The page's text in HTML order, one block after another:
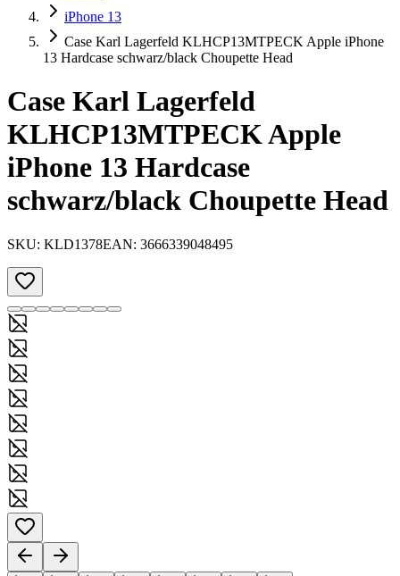
iPhone 13
Case Karl Lagerfeld KLHCP13MTPECK Apple iPhone
13 Hardcase schwarz/black Choupette Head
Case Karl Lagerfeld
KLHCP13MTPECK Apple
iPhone 13 Hardcase
schwarz/black Choupette Head
SKU: KLD1378EAN: 3666339048495